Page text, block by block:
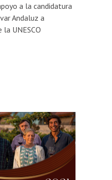
a la candidatura
Andaluz a
UNESCO